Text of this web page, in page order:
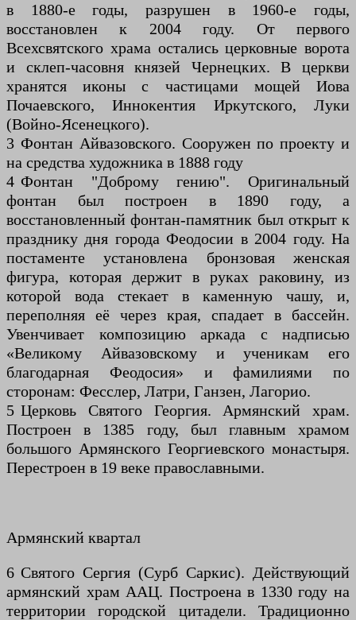
в 1880-е годы, разрушен в 1960-е годы,
восстановлен к 2004 году. От первого
Всехсвятского храма остались церковные ворота
и склеп-часовня князей Чернецких. В церкви
хранятся иконы с частицами мощей Иова
Почаевского, Иннокентия Иркутского, Луки
(Войно-Ясенецкого).
3 Фонтан Айвазовского. Сооружен по проекту и
на средства художника в 1888 году
4 Фонтан "Доброму гению". Оригинальный
фонтан был построен в 1890 году, а
восстановленный фонтан-памятник был открыт к
празднику дня города Феодосии в 2004 году. На
постаменте установлена бронзовая женская
фигура, которая держит в руках раковину, из
которой вода стекает в каменную чашу, и,
переполняя её через края, спадает в бассейн.
Увенчивает композицию аркада с надписью
«Великому Айвазовскому и ученикам его
благодарная Феодосия» и фамилиями по
сторонам: Фесслер, Латри, Ганзен, Лагорио.
5 Церковь Святого Георгия. Армянский храм.
Построен в 1385 году, был главным храмом
большого Армянского Георгиевского монастыря.
Перестроен в 19 веке православными.
Армянский квартал
6 Святого Сергия (Сурб Саркис). Действующий
армянский храм ААЦ. Построена в 1330 году на
территории городской цитадели. Традиционно